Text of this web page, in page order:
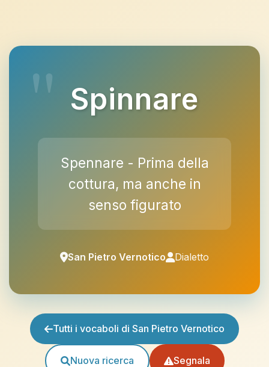
Spinnare
Spennare - Prima della
cottura, ma anche in
senso figurato
San Pietro Vernotico Dialetto
Tutti i vocaboli di San Pietro Vernotico
Nuova ricerca Segnala